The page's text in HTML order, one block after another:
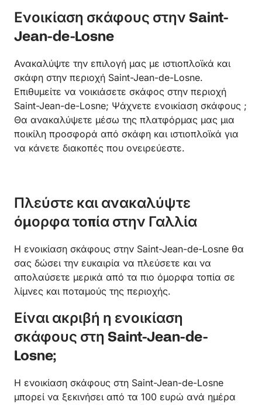
Ενοικίαση σκάφους στην Saint-
Jean-de-Losne
Ανακαλύψτε την επιλογή μας με ιστιοπλοϊκά και
σκάφη στην περιοχή Saint-Jean-de-Losne.
Επιθυμείτε να νοικιάσετε σκάφος στην περιοχή
Saint-Jean-de-Losne; Ψάχνετε ενοικίαση σκάφους ;
Θα ανακαλύψετε μέσω της πλατφόρμας μας μια
ποικίλη προσφορά από σκάφη και ιστιοπλοϊκά για
να κάνετε διακοπές που ονειρεύεστε.
Πλεύστε και ανακαλύψτε
όμορφα τοπία στην Γαλλία
Η ενοικίαση σκάφους στην Saint-Jean-de-Losne θα
σας δώσει την ευκαιρία να πλεύσετε και να
απολαύσετε μερικά από τα πιο όμορφα τοπία σε
λίμνες και ποταμούς της περιοχής.
Είναι ακριβή η ενοικίαση
σκάφους στη Saint-Jean-de-
Losne;
Η ενοικίαση σκάφους στη Saint-Jean-de-Losne
μπορεί να ξεκινήσει από τα 100 ευρώ ανά ημέρα